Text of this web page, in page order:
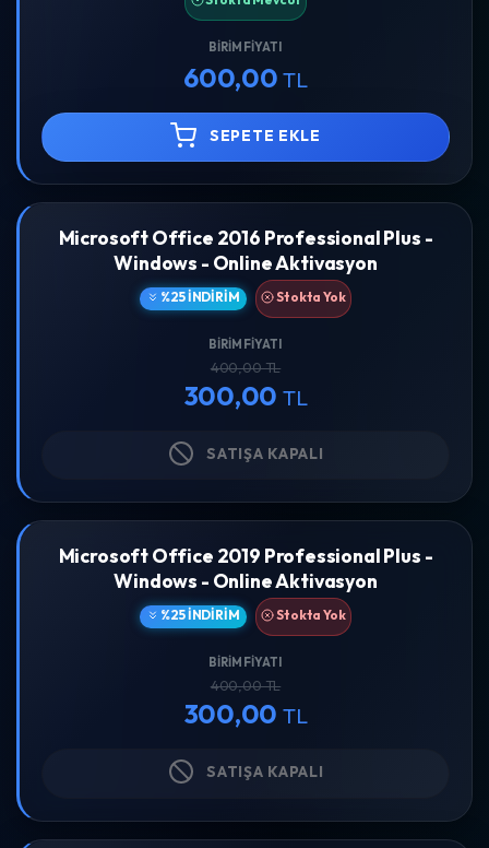
BIRIM FIYATI
600,00TL
SEPETE EKLE
Microsoft Office 2016 Professional Plus -
Windows - Online Aktivasyon
%25 İNDIRIM Stokta Yok
BIRIM FIYATI
400,00 TL
300,00 TL
SATIŞA KAPALI
Microsoft Office 2019 Professional Plus -
Windows - Online Aktivasyon
%25 İNDIRIM Stokta Yok
BIRIM FIYATI
400,00 TL
300,00 TL
SATIŞA KAPALI